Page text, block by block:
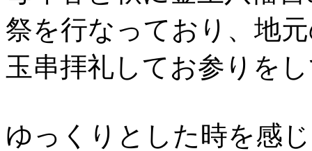
祭を行なっており、地
玉串拝礼してお参りを
ゆっくりとした時を感